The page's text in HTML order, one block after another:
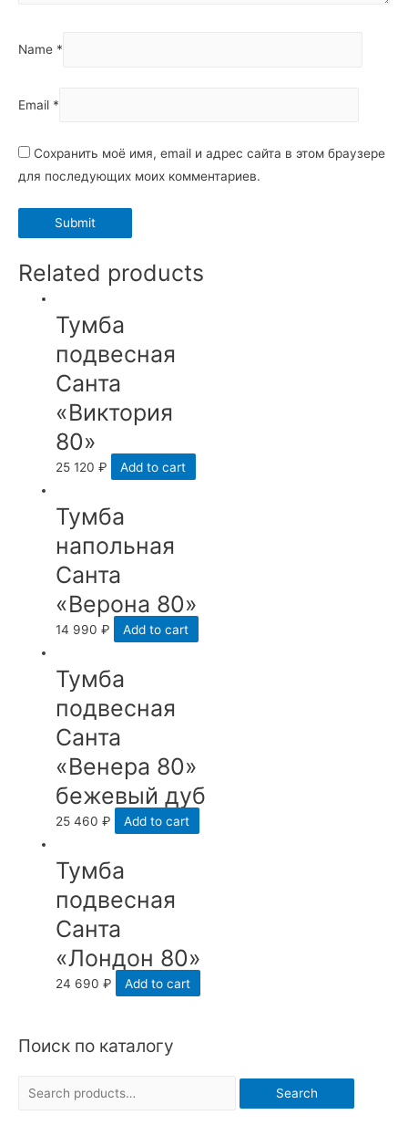
Поиск по каталогу
Search
Name *
Email *
Сохранить моё имя, email и адрес сайта в этом браузере
для последующих моих комментариев.
Related products
Тумба
подвесная
Санта
«Виктория
80»
25 120₽ Add to cart
Тумба
напольная
Санта
«Верона 80»
14 990₽ Add to cart
Тумба
подвесная
Санта
«Венера 80»
бежевый дуб
25 460₽ Add to cart
Тумба
подвесная
Санта
«Лондон 80»
24 690₽ Add to cart